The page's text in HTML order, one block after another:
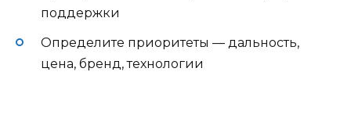
поддержки
Определите приоритеты — дальность,
цена, бренд, технологии